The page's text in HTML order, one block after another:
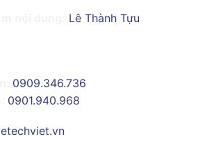
Lê Thành Tựu
0909.346.736
0901.940.968